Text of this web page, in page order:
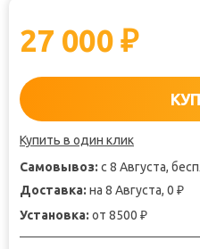
27 000 ₽
Купить в один клик
Самовывоз: с 8 Августа,
Доставка: на 8 Августа, 0 ₽
Установка: от 8500 ₽